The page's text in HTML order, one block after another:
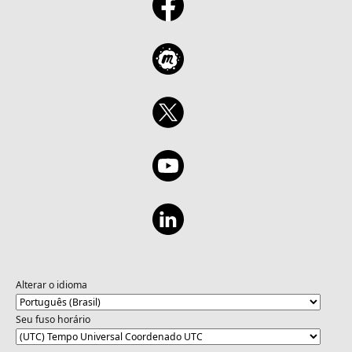
nacional, exporta tecnologia e conhecimento
Palestrante Internacional, apresentador do
JorgeCast, escritor de artigos para seu blog e
novos negócios e jovens profissionais em
suas jornadas. Pode ser encontrado no
no Instagram e em seu canal, nomeado
canal do Jorge Maia, no Youtube bem como
encontros do IoT Talks:
https://aka.ms/IoTTalks/Serie
Alterar o idioma
Seu fuso horário